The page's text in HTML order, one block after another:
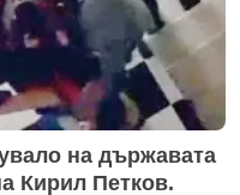
на държавата
Кирил Петков.